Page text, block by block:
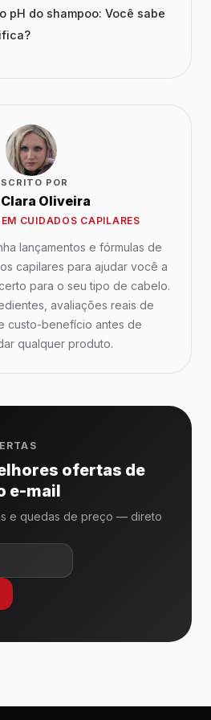
pH do shampoo: Você sabe
POR
Oliveira
CUIDADOS CAPILARES
lançamentos e fórmulas de
capilares para ajudar você a
para o seu tipo de cabelo.
avaliações reais de
custo-benefício antes de
qualquer produto.
ofertas de
e-mail
e quedas de preço — direto